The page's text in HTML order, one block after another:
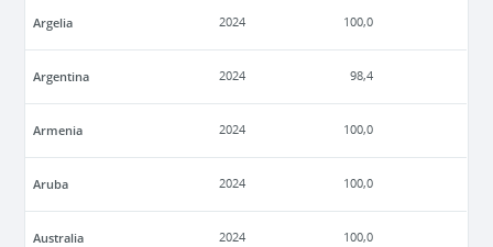
Argelia 2024 100,0
Argentina 2024 98,4
Armenia 2024 100,0
Aruba 2024 100,0
Australia 2024 100,0